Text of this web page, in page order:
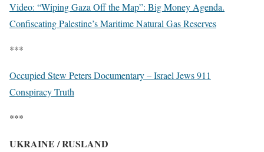
Video: “Wiping Gaza Off the Map”: Big Money Agenda.
Confiscating Palestine’s Maritime Natural Gas Reserves
***
Occupied Stew Peters Documentary – Israel Jews 911
Conspiracy Truth
***
UKRAINE / RUSLAND